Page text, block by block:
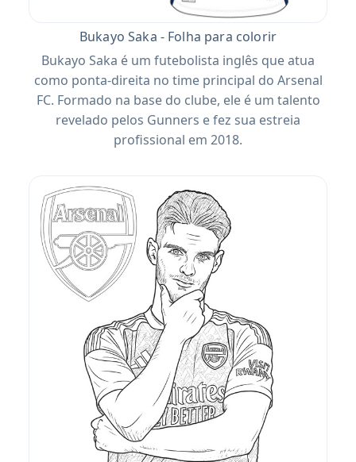
Bukayo Saka - Folha para colorir
Bukayo Saka é um futebolista inglês que atua
como ponta-direita no time principal do Arsenal
FC. Formado na base do clube, ele é um talento
revelado pelos Gunners e fez sua estreia
profissional em 2018.